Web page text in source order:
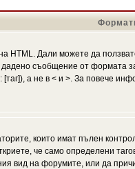
HTML. Дали можете да
съобщение от формата
[таг]), а не в < и >. За повече
които имат пълен
че само определени
вид на форумите, или да